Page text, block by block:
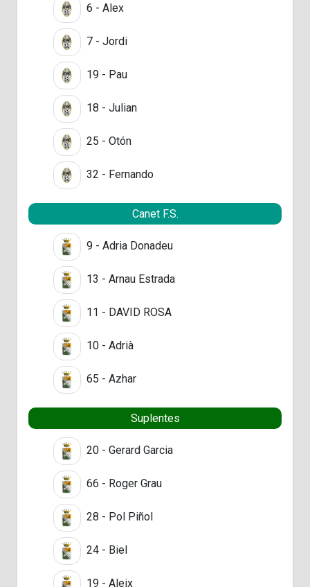
6 - Alex
7 - Jordi
19 - Pau
18 - Julian
25 - Otón
32 - Fernando
Canet F.S.
9 - Adria Donadeu
13 - Arnau Estrada
11 - DAVID ROSA
10 - Adrià
65 - Azhar
Suplentes
20 - Gerard Garcia
66 - Roger Grau
28 - Pol Piñol
24 - Biel
19 - Aleix